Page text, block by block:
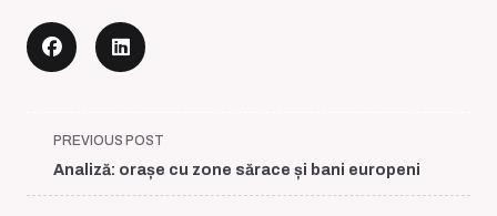
<span
class="nav-
subtitle
PREVIOUS POST
Analiză: orașe cu zone sărace și bani europeni